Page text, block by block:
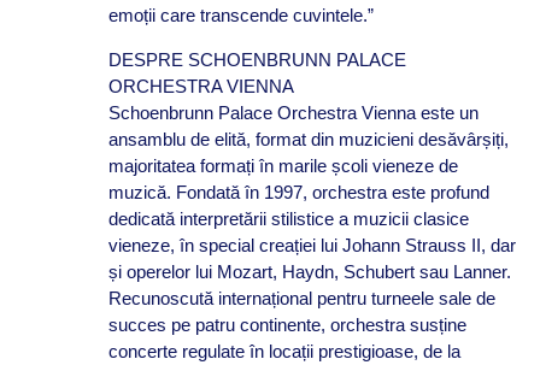
emoții care transcende cuvintele.”
DESPRE SCHOENBRUNN PALACE
ORCHESTRA VIENNA
Schoenbrunn Palace Orchestra Vienna este un
ansamblu de elită, format din muzicieni desăvârșiți,
majoritatea formați în marile școli vieneze de
muzică. Fondată în 1997, orchestra este profund
dedicată interpretării stilistice a muzicii clasice
vieneze, în special creației lui Johann Strauss II, dar
și operelor lui Mozart, Haydn, Schubert sau Lanner.
Recunoscută internațional pentru turneele sale de
succes pe patru continente, orchestra susține
concerte regulate în locații prestigioase, de la